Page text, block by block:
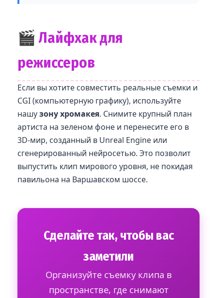
🎬 Лайфхак для
режиссеров
Если вы хотите совместить реальные съемки и
CGI (компьютерную графику), используйте
нашузону хромакея. Снимите крупный план
артиста на зеленом фоне и перенесите его в
3D-мир, созданный в Unreal Engine или
сгенерированный нейросетью. Это позволит
выпустить клип мирового уровня, не покидая
павильона на Варшавском шоссе.
Сделайте так, чтобы вас
заметили
Организуйте съемку клипа в
пространстве, где снимают